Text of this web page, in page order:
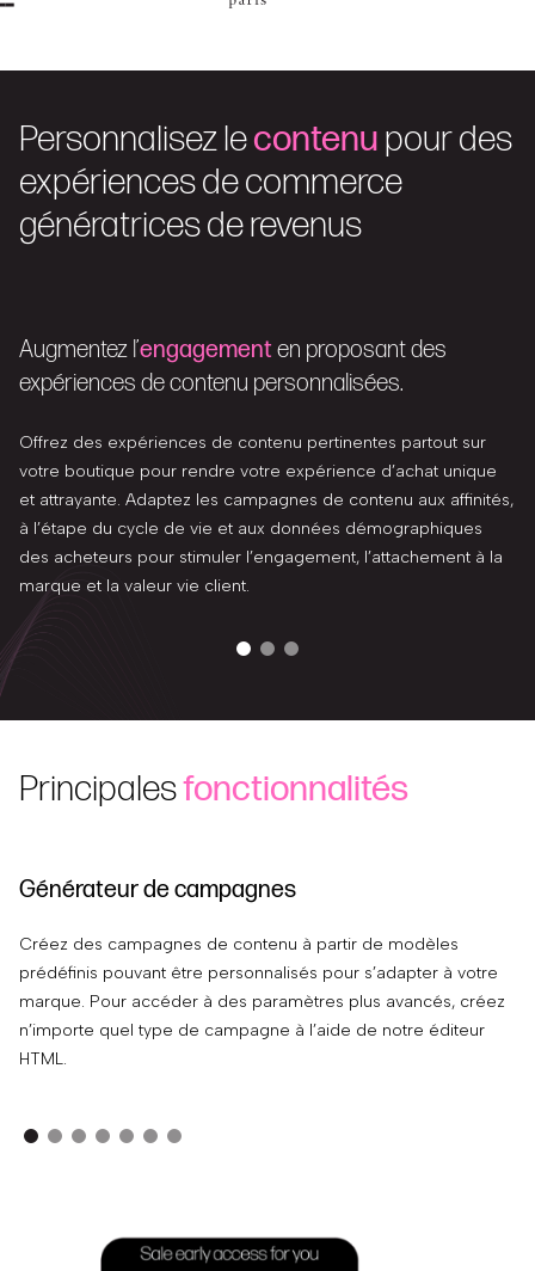
Personnalisez lecontenupour des
expériences de commerce
génératrices de revenus
Augmentez l’engagement en proposant des
expériences de contenu personnalisées.
Offrez des expériences de contenu pertinentes partout sur
votre boutique pour rendre votre expérience d’achat unique
et attrayante. Adaptez les campagnes de contenu aux affinités,
à l’étape du cycle de vie et aux données démographiques
des acheteurs pour stimuler l’engagement, l’attachement à la
marque et la valeur vie client.
Principalesfonctionnalités
Générateur de campagnes
Créez des campagnes de contenu à partir de modèles
prédéfinis pouvant être personnalisés pour s’adapter à votre
marque. Pour accéder à des paramètres plus avancés, créez
n’importe quel type de campagne à l’aide de notre éditeur
HTML.